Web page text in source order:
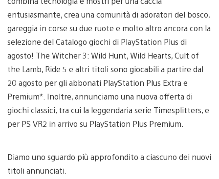
entusiasmante, crea una comunità di adoratori del bosco,
gareggia in corse su due ruote e molto altro ancora con la
selezione del Catalogo giochi di PlayStation Plus di
agosto! The Witcher 3: Wild Hunt, Wild Hearts, Cult of
the Lamb, Ride 5 e altri titoli sono giocabili a partire dal
20 agosto per gli abbonati PlayStation Plus Extra e
Premium*. Inoltre, annunciamo una nuova offerta di
giochi classici, tra cui la leggendaria serie Timesplitters, e
per PS VR2 in arrivo su PlayStation Plus Premium.
Diamo uno sguardo più approfondito a ciascuno dei nuovi
titoli annunciati.